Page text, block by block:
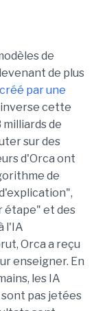
de
de plus
par une
inverse cette
de
sur des
d'Orca ont
de
étape" et des
l'IA
Orca a reçu
enseigner. En
les IA
pas jetées